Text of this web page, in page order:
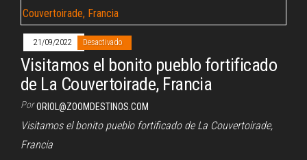
21/09/2022 Desactivado
Visitamos el bonito pueblo fortificado
de La Couvertoirade, Francia
Por ORIOL@ZOOMDESTINOS.COM
Visitamos el bonito pueblo fortificado de La Couvertoirade,
Francia